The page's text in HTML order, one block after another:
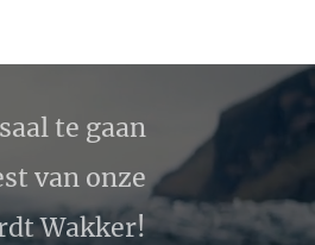
te gaan
van onze
Wakker!